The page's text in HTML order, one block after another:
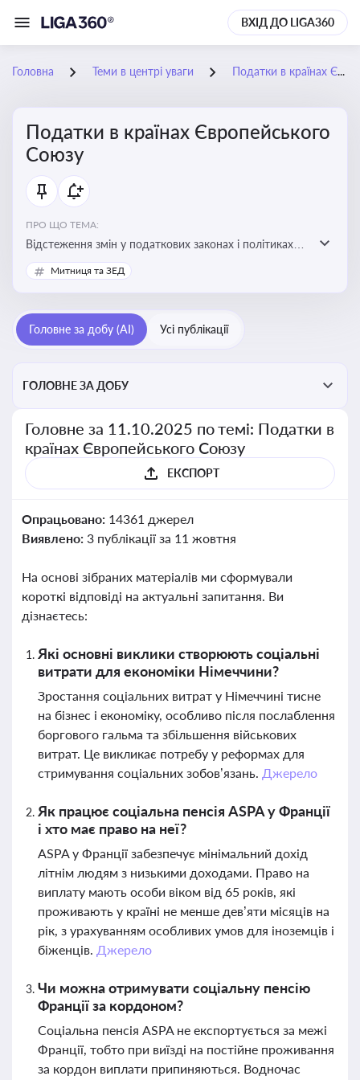
ВХІД ДО LIGA360
Головна Теми в центрі уваги Податки в країнах Європейського Союзу
Податки в країнах Європейського
Союзу
ПРО ЩО ТЕМА:
Відстеження змін у податкових законах і політиках
країн ЄС. Моніторинг кейсів, що впливають на бізнес-
процеси та фінансову звітність
Митниця та ЗЕД
Головне за добу (AI) Усі публікації
ГОЛОВНЕ ЗА ДОБУ
Головне за 11.10.2025 по темі: Податки в
країнах Європейського Союзу
ЕКСПОРТ
Опрацьовано: 14361 джерел
Виявлено: 3 публікації за 11 жовтня
На основі зібраних матеріалів ми сформували
короткі відповіді на актуальні запитання. Ви
дізнаєтесь:
Які основні виклики створюють соціальні
витрати для економіки Німеччини?
Зростання соціальних витрат у Німеччині тисне
на бізнес і економіку, особливо після послаблення
боргового гальма та збільшення військових
витрат. Це викликає потребу у реформах для
стримування соціальних зобов’язань. Джерело
Як працює соціальна пенсія ASPA у Франції
і хто має право на неї?
ASPA у Франції забезпечує мінімальний дохід
літнім людям з низькими доходами. Право на
виплату мають особи віком від 65 років, які
проживають у країні не менше дев’яти місяців на
рік, з урахуванням особливих умов для іноземців і
біженців. Джерело
Чи можна отримувати соціальну пенсію
Франції за кордоном?
Соціальна пенсія ASPA не експортується за межі
Франції, тобто при виїзді на постійне проживання
за кордон виплати припиняються. Водночас